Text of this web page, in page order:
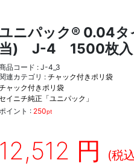
ユニパック® 0.04
当) J-4 1500枚入
品コード : J-4_3
連カテゴリ : チャック付きポリ袋
ャック付きポリ袋
イニチ純正「ユニパック」
イント : 250pt
12,512 円 (税